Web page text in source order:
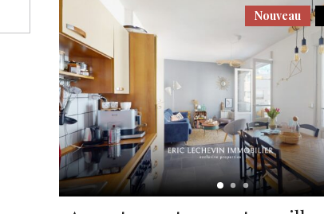
Nouveau